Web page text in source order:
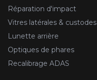
Réparation d'impact
Vitres latérales & custodes
Lunette arrière
Optiques de phares
Recalibrage ADAS